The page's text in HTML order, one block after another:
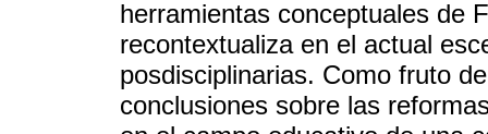
herramientas conceptuales de
recontextualiza en el actual
posdisciplinarias. Como fruto
conclusiones sobre las